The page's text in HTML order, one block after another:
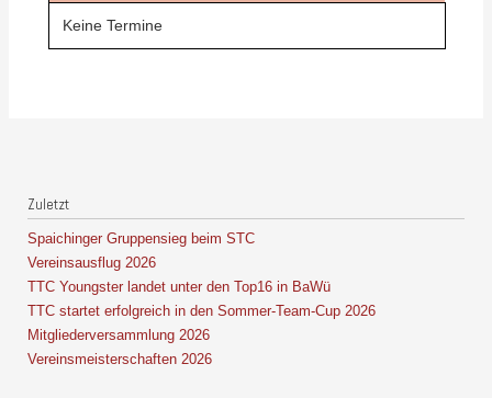
Keine Termine
Zuletzt
Spaichinger Gruppensieg beim STC
Vereinsausflug 2026
TTC Youngster landet unter den Top16 in BaWü
TTC startet erfolgreich in den Sommer-Team-Cup 2026
Mitgliederversammlung 2026
Vereinsmeisterschaften 2026